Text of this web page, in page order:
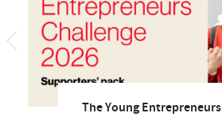
The Young Entrepreneurs